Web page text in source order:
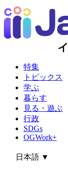
特集
トピックス
学ぶ
暮らす
見る・遊ぶ
行政
SDGs
OGWork+
日本語 ▼